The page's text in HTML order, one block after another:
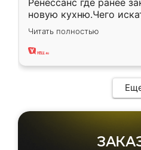
Ренессанс где ранее
новую кухню.Чего
вполне довольна.
два года, нареканий нет.
Читать полностью